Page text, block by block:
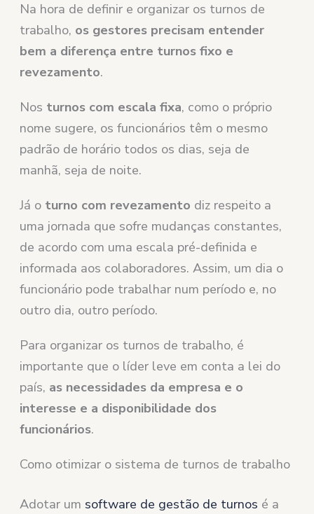
Na hora de definir e organizar os turnos de
trabalho, os gestores precisam entender
bem a diferença entre turnos fixo e
revezamento.
Nos turnos com escala fixa, como o próprio
nome sugere, os funcionários têm o mesmo
padrão de horário todos os dias, seja de
manhã, seja de noite.
Já o turno com revezamento diz respeito a
uma jornada que sofre mudanças constantes,
de acordo com uma escala pré-definida e
informada aos colaboradores. Assim, um dia o
funcionário pode trabalhar num período e, no
outro dia, outro período.
Para organizar os turnos de trabalho, é
importante que o líder leve em conta a lei do
país, as necessidades da empresa e o
interesse e a disponibilidade dos
funcionários.
Como otimizar o sistema de turnos de trabalho
Adotar um software de gestão de turnos é a